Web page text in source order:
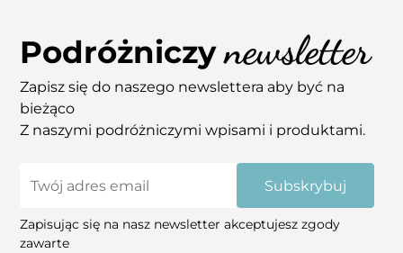
Podróżniczynewsletter
Zapisz się do naszego newslettera aby być na
bieżąco
Z naszymi podróżniczymi wpisami i produktami.
Subskrybuj
Zapisując się na nasz newsletter akceptujesz zgody
zawarte